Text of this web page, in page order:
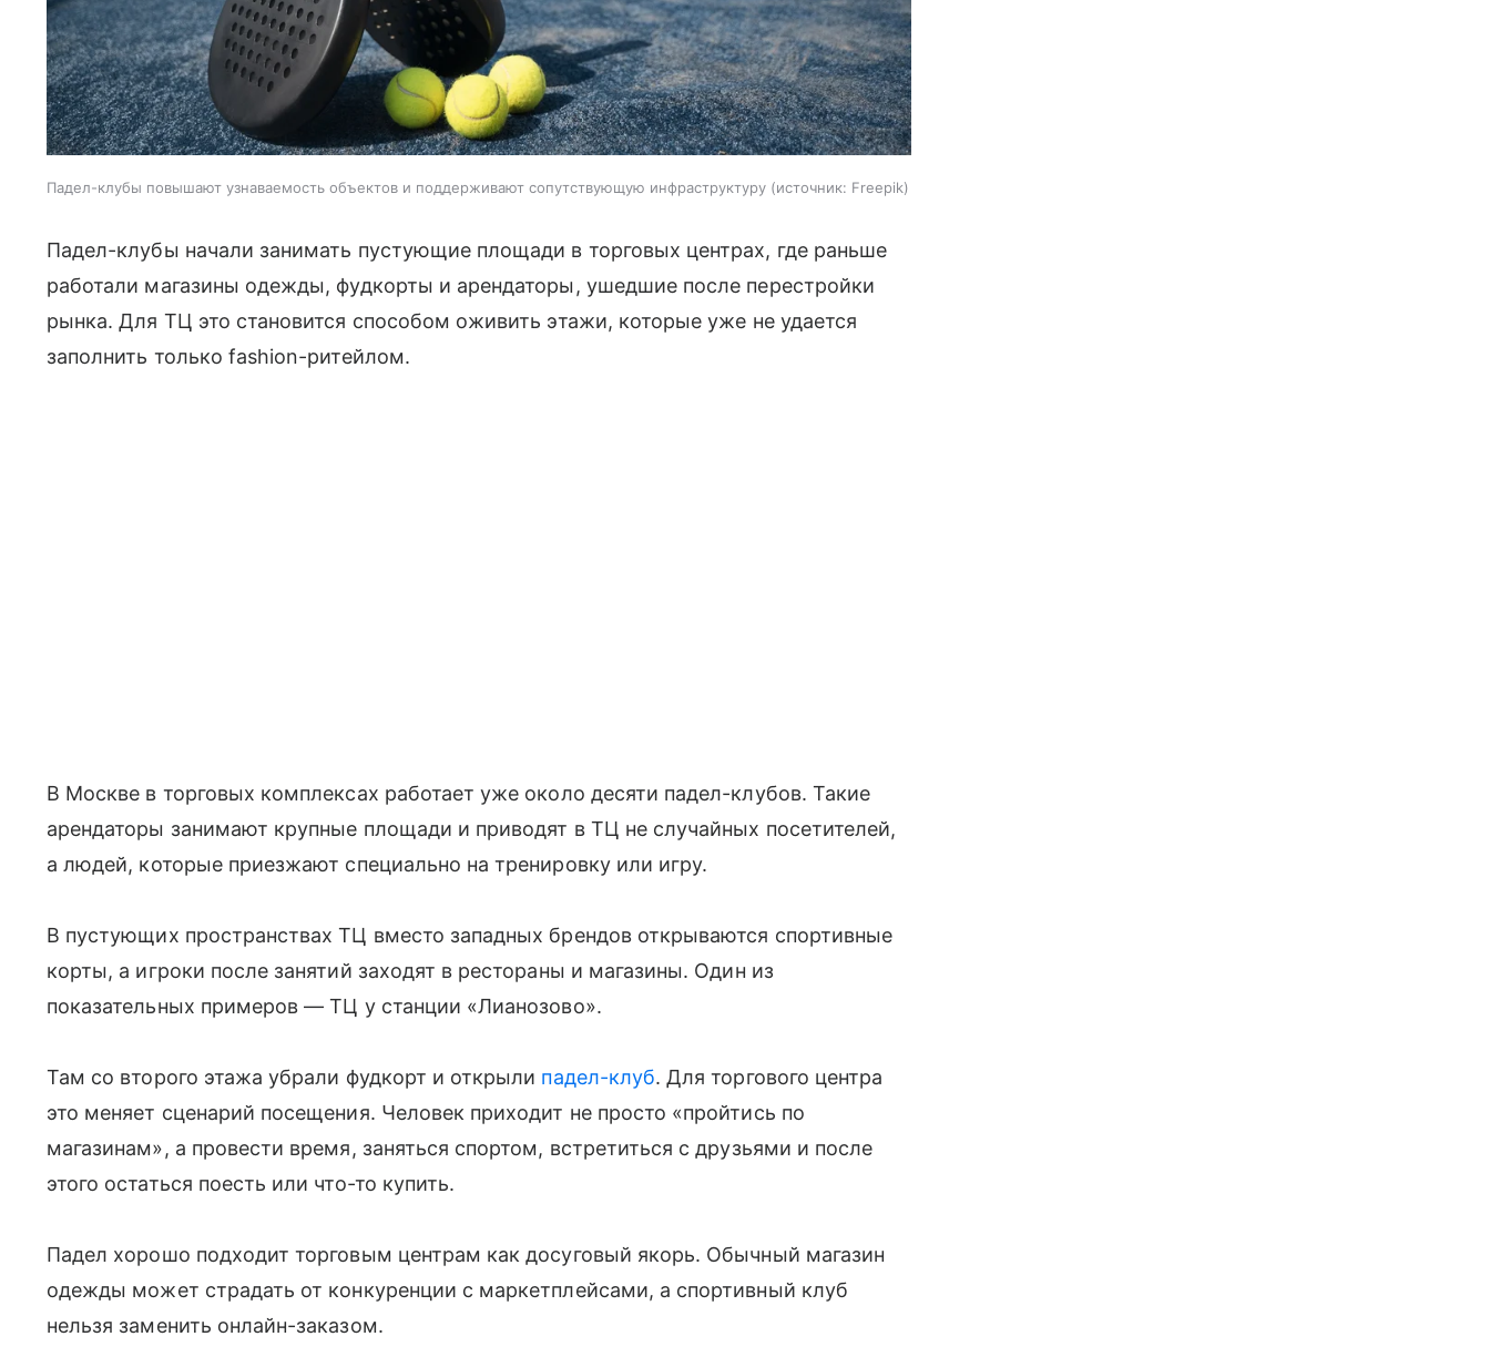
Падел-клубы повышают узнаваемость объектов и поддерживают сопутствующую инфраструктуру источник: Freepik
Падел-клубы начали занимать пустующие площади в торговых центрах, где раньше
работали магазины одежды, фудкорты и арендаторы, ушедшие после перестройки
рынка. Для ТЦ это становится способом оживить этажи, которые уже не удается
заполнить только fashion-ритейлом.
В Москве в торговых комплексах работает уже около десяти падел-клубов. Такие
арендаторы занимают крупные площади и приводят в ТЦ не случайных посетителей,
а людей, которые приезжают специально на тренировку или игру.
В пустующих пространствах ТЦ вместо западных брендов открываются спортивные
корты, а игроки после занятий заходят в рестораны и магазины. Один из
показательных примеров — ТЦ у станции «Лианозово».
Там со второго этажа убрали фудкорт и открыли падел-клуб. Для торгового центра
это меняет сценарий посещения. Человек приходит не просто «пройтись по
магазинам», а провести время, заняться спортом, встретиться с друзьями и после
этого остаться поесть или что-то купить.
Падел хорошо подходит торговым центрам как досуговый якорь. Обычный магазин
одежды может страдать от конкуренции с маркетплейсами, а спортивный клуб
нельзя заменить онлайн-заказом.